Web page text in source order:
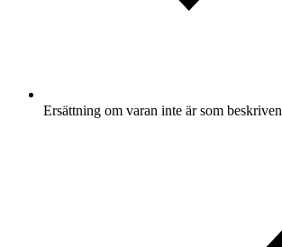
Ersättning om varan inte är som beskriven